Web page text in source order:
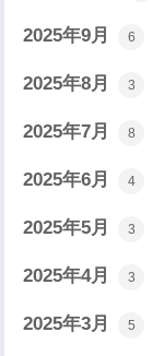
2025年9月 6
2025年8月 3
2025年7月 8
2025年6月 4
2025年5月 3
2025年4月 3
2025年3月 5